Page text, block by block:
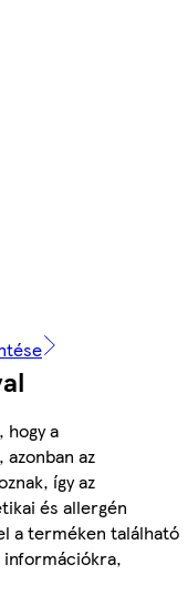
hogy a
az
így az
és allergén
a terméken található
információkra,